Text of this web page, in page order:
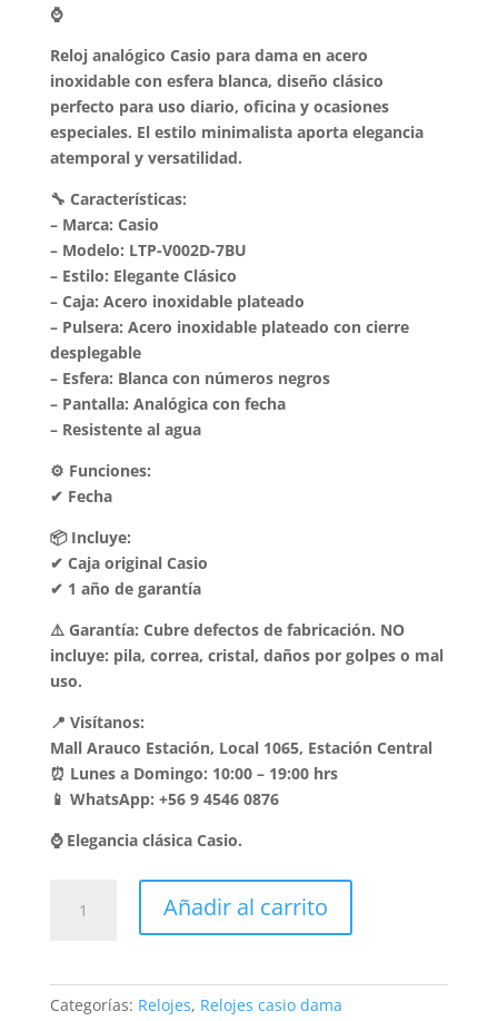
⌚
Reloj analógico Casio para dama en acero
inoxidable con esfera blanca, diseño clásico
perfecto para uso diario, oficina y ocasiones
especiales. El estilo minimalista aporta elegancia
atemporal y versatilidad.
🔧 Características:
– Marca: Casio
– Modelo: LTP-V002D-7BU
– Estilo: Elegante Clásico
– Caja: Acero inoxidable plateado
– Pulsera: Acero inoxidable plateado con cierre
desplegable
– Esfera: Blanca con números negros
– Pantalla: Analógica con fecha
– Resistente al agua
⚙️ Funciones:
✔ Fecha
📦 Incluye:
✔ Caja original Casio
✔ 1 año de garantía
⚠️ Garantía: Cubre defectos de fabricación. NO
incluye: pila, correa, cristal, daños por golpes o mal
uso.
📍 Visítanos:
Mall Arauco Estación, Local 1065, Estación Central
⏰ Lunes a Domingo: 10:00 – 19:00 hrs
📱 WhatsApp: +56 9 4546 0876
⌚ Elegancia clásica Casio.
Casio
Añadir al carrito
Categorías: Relojes, Relojes casio dama